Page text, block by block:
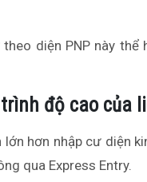
diện PNP này
độ cao của
lớn hơn nhập cư diện
qua Express Entry.